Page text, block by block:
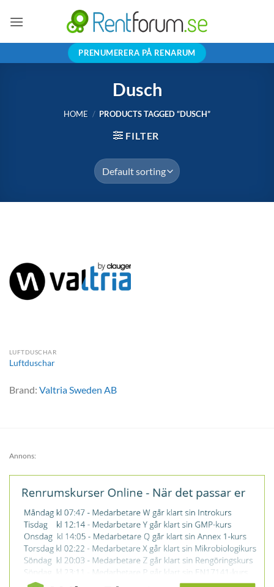
PRENUMERERA PÅ RENARUM
Dusch
HOME / PRODUCTS TAGGED “DUSCH”
FILTER
LUFTDUSCHAR
Luftduschar
Brand: Valtria Sweden AB
Annons: